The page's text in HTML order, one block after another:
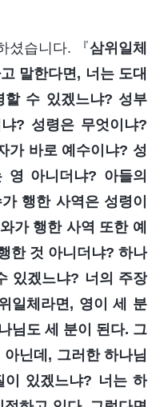
셨습니다. 『삼위일체
말한다면, 너는 도대
할 수 있겠느냐? 성부
? 성령은 무엇이냐?
가 바로 예수이냐? 성
영 아니더냐? 아들의
행한 사역은 성령이
가 행한 사역 또한 예
한 것 아니더냐? 하나
있겠느냐? 너의 주장
일체라면, 영이 세 분
님도 세 분이 된다. 그
닌데, 그러한 하나님
이 있겠느냐? 너는 하